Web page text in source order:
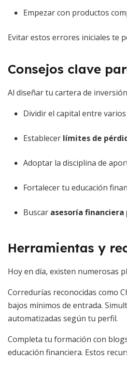
Empezar con productos
Evitar estos errores iniciales te
Consejos clave
Al diseñar tu cartera de
Dividir el capital entre
Establecer límites de
Adoptar la disciplina de
Fortalecer tu educación
Buscar asesoría
Herramientas y
Hoy en día, existen numerosas
Corredurías reconocidas como
bajos mínimos de entrada.
automatizadas según tu perfil.
Completa tu formación con
educación financiera. Estos